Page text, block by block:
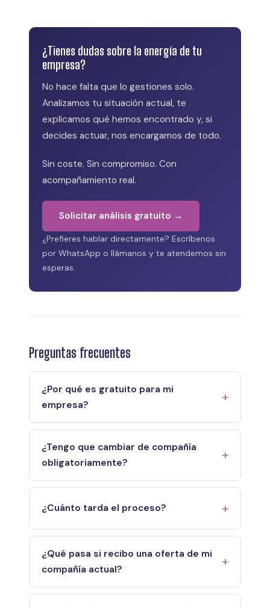
¿Tienes dudas sobre la energía de tu
empresa?
No hace falta que lo gestiones solo.
Analizamos tu situación actual, te
explicamos qué hemos encontrado y, si
decides actuar, nos encargamos de todo.
Sin coste. Sin compromiso. Con
acompañamiento real.
Solicitar análisis gratuito →
¿Prefieres hablar directamente? Escríbenos
por WhatsApp o llámanos y te atendemos sin
esperas.
Preguntas frecuentes
¿Por qué es gratuito para mi
empresa?
¿Tengo que cambiar de compañía
obligatoriamente?
¿Cuánto tarda el proceso?
¿Qué pasa si recibo una oferta de mi
compañía actual?